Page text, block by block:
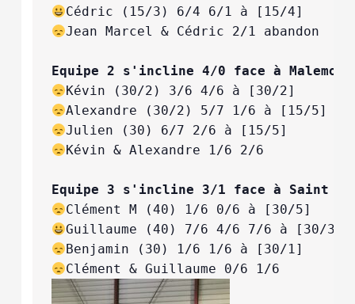
Jean Marcel & Cédric 2/1 abandon
Equipe 2 s'incline 4/0 face à
Kévin & Alexandre 1/6 2/6
Equipe 3 s'incline 3/1 face à Saint